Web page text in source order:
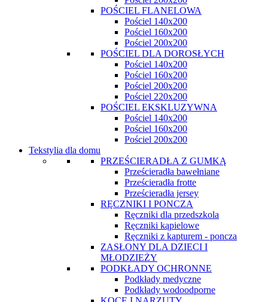
POŚCIEL FLANELOWA
Pościel 140x200
Pościel 160x200
Pościel 200x200
POŚCIEL DLA DOROSŁYCH
Pościel 140x200
Pościel 160x200
Pościel 200x200
Pościel 220x200
POŚCIEL EKSKLUZYWNA
Pościel 140x200
Pościel 160x200
Pościel 200x200
Tekstylia dla domu
PRZEŚCIERADŁA Z GUMKĄ
Prześcieradła bawełniane
Prześcieradła frotte
Prześcieradła jersey
RĘCZNIKI I PONCZA
Ręczniki dla przedszkola
Ręczniki kąpielowe
Ręczniki z kapturem - poncza
ZASŁONY DLA DZIECI I
MŁODZIEŻY
PODKŁADY OCHRONNE
Podkłady medyczne
Podkłady wodoodporne